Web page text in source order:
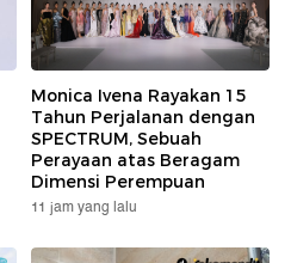
Monica Ivena Rayakan 15
Tahun Perjalanan dengan
SPECTRUM, Sebuah
Perayaan atas Beragam
Dimensi Perempuan
11 jam yang lalu